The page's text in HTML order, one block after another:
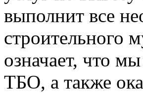
выполнит все
строительного
означает, что
ТБО, а также